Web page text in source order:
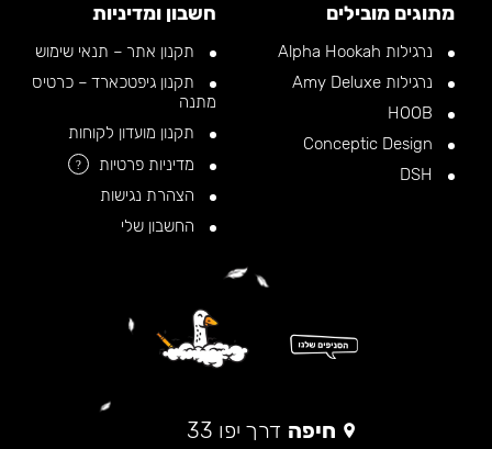
מתוגים מובילים
נרגילות Alpha Hookah
נרגילות Amy Deluxe
חשבון ומדיניות
תקנון אתר – תנאי שימוש
תקנון גיפטכארד – כרטיס
מתנה
תקנון מועדון לקוחות
מדיניות פרטיות
?
הצהרת נגישות
החשבון שלי
חיפה דרך יפו 33